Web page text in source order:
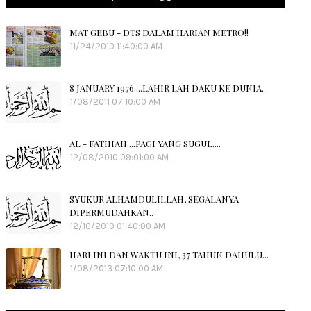
MAT GEBU - DTS DALAM HARIAN METRO!!
11/24/2010 11:40:00 AM
8 JANUARY 1976....LAHIR LAH DAKU KE DUNIA.
1/08/2011 07:10:00 AM
AL - FATIHAH ...PAGI YANG SUGUL....
12/08/2010 09:01:00 AM
SYUKUR ALHAMDULILLAH, SEGALANYA
DIPERMUDAHKAN..
12/10/2010 01:40:00 AM
HARI INI DAN WAKTU INI, 37 TAHUN DAHULU...
1/08/2013 07:10:00 AM